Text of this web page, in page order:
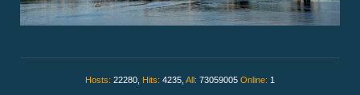
Hosts: 22280, Hits: 4235, All: 73059005 Online: 1